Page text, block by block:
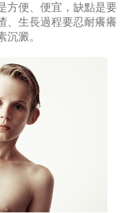
方便、便宜，缺點是要
、生長過程要忍耐癢癢
澱。